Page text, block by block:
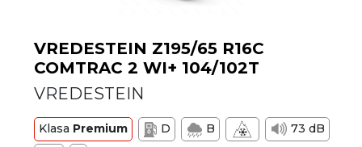
VREDESTEIN Z195/65 R16C
COMTRAC 2 WI+ 104/102T
VREDESTEIN
Klasa Premium D B
73 dB